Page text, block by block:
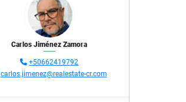
Carlos Jiménez Zamora
+50662419792
carlos.jimenez@realestate-cr.com